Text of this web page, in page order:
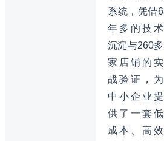
系统，凭借6
年多的技术
沉淀与260多
家店铺的实
战验证，为
中小企业提
供了一套低
成本、高效